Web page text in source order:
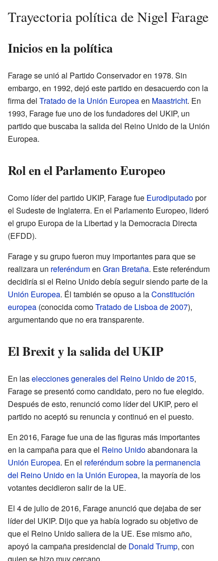
Trayectoria política de Nigel Farage
Inicios en la política
Farage se unió al Partido Conservador en 1978. Sin
embargo, en 1992, dejó este partido en desacuerdo con la
firma del Tratado de la Unión Europeaen Maastricht. En
1993, Farage fue uno de los fundadores del UKIP, un
partido que buscaba la salida del Reino Unido de la Unión
Europea.
Rol en el Parlamento Europeo
Como líder del partido UKIP, Farage fue Eurodiputadopor
el Sudeste de Inglaterra. En el Parlamento Europeo, lideró
el grupo Europa de la Libertad y la Democracia Directa
(EFDD).
Farage y su grupo fueron muy importantes para que se
realizara un referéndumen Gran Bretaña. Este referéndum
decidiría si el Reino Unido debía seguir siendo parte de la
Unión Europea. Él también se opuso a laConstitución
europea (conocida comoTratado de Lisboa de 2007),
argumentando que no era transparente.
El Brexit y la salida del UKIP
En laselecciones generales del Reino Unido de 2015,
Farage se presentó como candidato, pero no fue elegido.
Después de esto, renunció como líder del UKIP, pero el
partido no aceptó su renuncia y continuó en el puesto.
En 2016, Farage fue una de las figuras más importantes
en la campaña para que el Reino Unidoabandonara la
Unión Europea. En el referéndum sobre la permanencia
del Reino Unido en la Unión Europea, la mayoría de los
votantes decidieron salir de la UE.
El 4 de julio de 2016, Farage anunció que dejaba de ser
líder del UKIP. Dijo que ya había logrado su objetivo de
que el Reino Unido saliera de la UE. Ese mismo año,
apoyó la campaña presidencial de Donald Trump, con